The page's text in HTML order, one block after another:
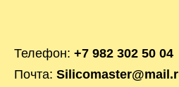
Телефон: +7 982 302 50 04
Почта: